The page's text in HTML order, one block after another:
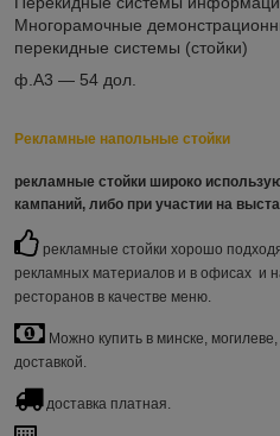
Многорамочные
перекидные системы (стойки)
ф.А3 — 54 дол.
Рекламные напольные стойки
рекламные стойки широко
кампаний, либо при участии на
рекламные стойки хорошо
рекламных материалов и в офисах и
ресторанов в качестве меню.
Можно купить в минске,
доставкой.
доставка платная.